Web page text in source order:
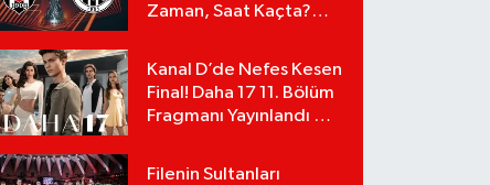
Zaman, Saat Kaçta?
Detayları!
Kanal D’de Nefes Kesen
Final! Daha 17 11. Bölüm
Fragmanı Yayınlandı Mı?
Filenin Sultanları